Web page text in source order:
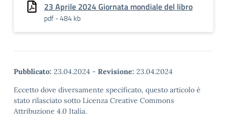
23 Aprile 2024 Giornata mondiale del libro
pdf - 484 kb
Pubblicato: 23.04.2024 - Revisione: 23.04.2024
Eccetto dove diversamente specificato, questo articolo è
stato rilasciato sotto Licenza Creative Commons
Attribuzione 4.0 Italia.